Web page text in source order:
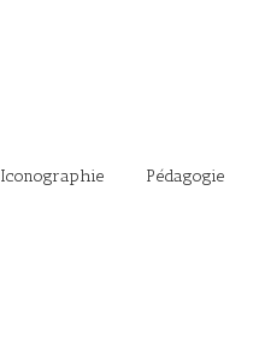
Iconographie Pédagogie